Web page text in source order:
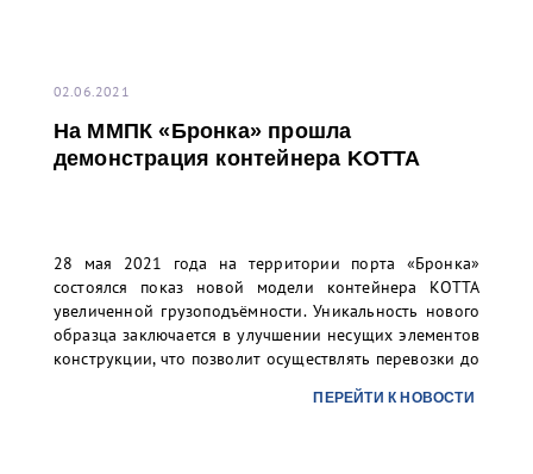
02.06.2021
На ММПК «Бронка» прошла
демонстрация контейнера KOTTA
28 мая 2021 года на территории порта «Бронка»
состоялся показ новой модели контейнера КОТТА
увеличенной грузоподъёмности. Уникальность нового
образца заключается в улучшении несущих элементов
конструкции, что позволит осуществлять перевозки до
ПЕРЕЙТИ К НОВОСТИ